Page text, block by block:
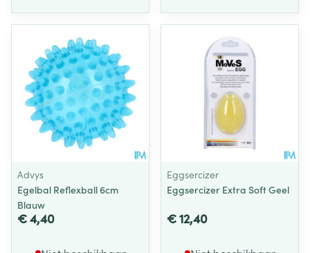
Advys
Egelbal Reflexball 6cm
Blauw
€ 4,40
Eggsercizer
Eggsercizer Extra Soft Geel
€ 12,40